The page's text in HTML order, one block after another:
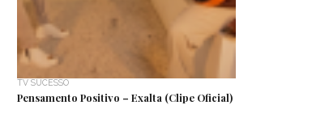
TV SUCESSO
Pensamento Positivo – Exalta (Clipe Oficial)